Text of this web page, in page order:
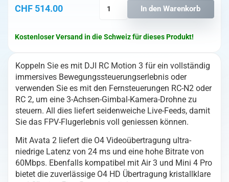
CHF 514.00
Kostenloser Versand in die Schweiz für dieses Produkt!
Menge
In den Warenkorb
Koppeln Sie es mit DJI RC Motion 3 für ein vollständig
immersives Bewegungssteuerungserlebnis oder
verwenden Sie es mit den Fernsteuerungen RC-N2 oder
RC 2, um eine 3-Achsen-Gimbal-Kamera-Drohne zu
steuern. All dies liefert seidenweiche Live-Feeds, damit
Sie das FPV-Flugerlebnis voll geniessen können.
Mit Avata 2 liefert die O4 Videoübertragung ultra-
niedrige Latenz von 24 ms und eine hohe Bitrate von
60Mbps. Ebenfalls kompatibel mit Air 3 und Mini 4 Pro
bietet die zuverlässige O4 HD Übertragung kristallklare